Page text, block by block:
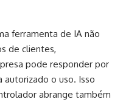
ferramenta de IA não
de clientes,
pode responder por
autorizado o uso. Isso
abrange também